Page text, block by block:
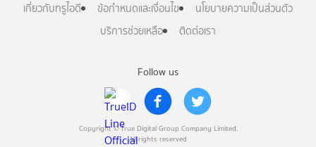
Follow us
Copyright © True Digital Group Company Limited.
All rights reserved
เกี่ยวกับทรูไอดี ข้อกำหนดและเงื่อนไข
นโยบายความเป็นส่วนตัว
บริการช่วยเหลือ
ติดต่อเรา